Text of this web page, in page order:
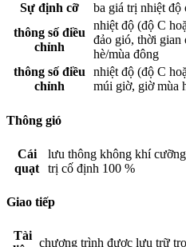
Sự định cỡ
ba giá trị nhiệt độ
thông số điều
chỉnh
nhiệt độ (độ C
đảo gió, thời gian
hè/mùa đông
thông số điều
chỉnh
nhiệt độ (độ C
múi giờ, giờ mùa
Thông gió
Cái
quạt
lưu thông không khí
trị cố định 100 %
Giao tiếp
Tài
chương trình được lưu trữ